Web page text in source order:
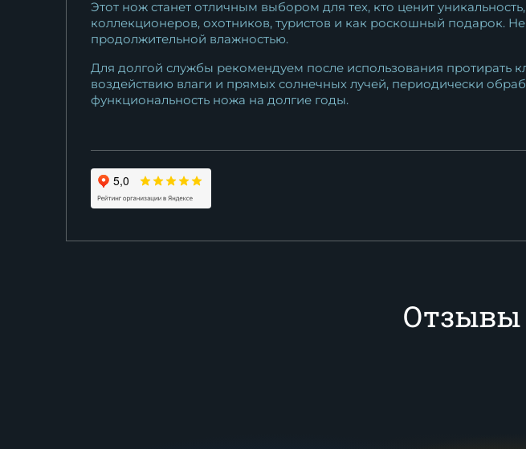
Этот нож станет отличным выбором для тех, кто ценит
коллекционеров, охотников, туристов и как роскошный подарок.
продолжительной влажностью.
Для долгой службы рекомендуем после использования протирать
воздействию влаги и прямых солнечных лучей, периодически
функциональность ножа на долгие годы.
Отзывы